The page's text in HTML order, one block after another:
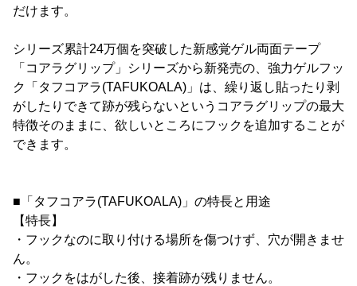
だけます。
シリーズ累計24万個を突破した新感覚ゲル両面テープ
「コアラグリップ」シリーズから新発売の、強力ゲルフッ
ク「タフコアラ(TAFUKOALA)」は、繰り返し貼ったり剥
がしたりできて跡が残らないというコアラグリップの最大
特徴そのままに、欲しいところにフックを追加することが
できます。
■「タフコアラ(TAFUKOALA)」の特長と用途
【特長】
・フックなのに取り付ける場所を傷つけず、穴が開きませ
ん。
・フックをはがした後、接着跡が残りません。